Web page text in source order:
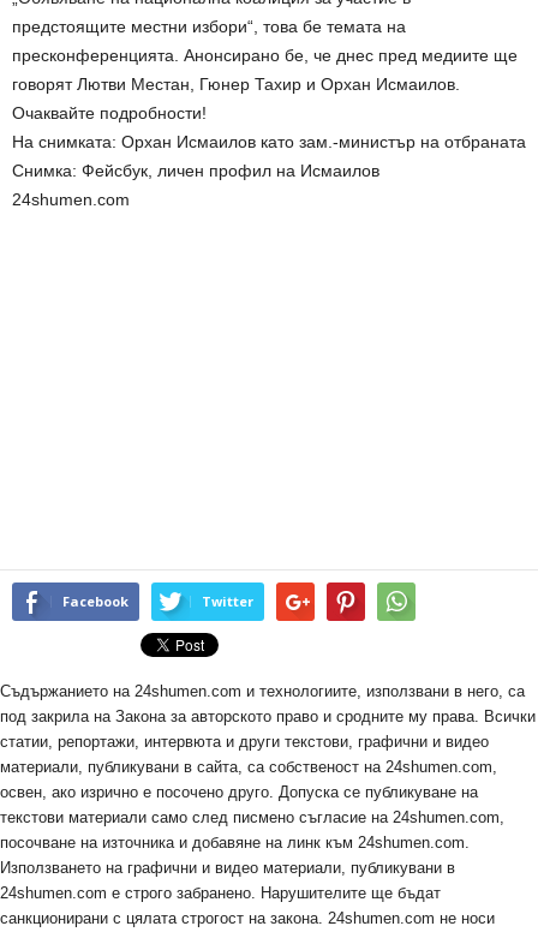
предстоящите местни избори“, това бе темата на
пресконференцията. Анонсирано бе, че днес пред медиите ще
говорят Лютви Местан, Гюнер Тахир и Орхан Исмаилов.
Очаквайте подробности!
На снимката: Орхан Исмаилов като зам.-министър на отбраната
Снимка: Фейсбук, личен профил на Исмаилов
24shumen.com
Facebook Twitter
Съдържанието на 24shumen.com и технологиите, използвани в него, са
под закрила на Закона за авторското право и сродните му права. Всички
статии, репортажи, интервюта и други текстови, графични и видео
материали, публикувани в сайта, са собственост на 24shumen.com,
освен, ако изрично е посочено друго. Допуска се публикуване на
текстови материали само след писмено съгласие на 24shumen.com,
посочване на източника и добавяне на линк към 24shumen.com.
Използването на графични и видео материали, публикувани в
24shumen.com е строго забранено. Нарушителите ще бъдат
санкционирани с цялата строгост на закона. 24shumen.com не носи